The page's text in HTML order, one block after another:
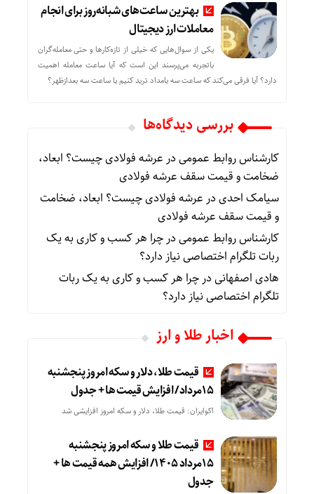
بهترین ساعت‌های شبانه‌روز برای انجام
معاملات ارز دیجیتال
یکی از سوال‌هایی که خیلی از تازه‌کارها و حتی معامله‌گران
باتجربه می‌پرسند این است که آیا ساعت معامله اهمیت
دارد؟ آیا فرقی می‌کند که ساعت سه بامداد ترید کنیم یا ساعت سه بعدازظهر؟
بررسی دیدگاه‌ها
کارشناس روابط عمومیدر عرشه فولادی چیست؟ ابعاد،
ضخامت و قیمت سقف عرشه فولادی
سیامک احدیدر عرشه فولادی چیست؟ ابعاد، ضخامت
و قیمت سقف عرشه فولادی
کارشناس روابط عمومیدرچرا هر کسب‌ و کاری به یک
ربات تلگرام اختصاصی نیاز دارد؟
هادی اصفهانیدرچرا هر کسب‌ و کاری به یک ربات
تلگرام اختصاصی نیاز دارد؟
اخبار طلا و ارز
قیمت طلا، دلار و سکه امروز پنجشنبه
15مرداد/ افزایش قیمت ها + جدول
اکوایران: قیمت طلا، دلار و سکه امروز افزایشی شد
قیمت طلا و سکه امروز پنجشنبه
15مرداد 1405/ افزایش همه قیمت ها +
جدول